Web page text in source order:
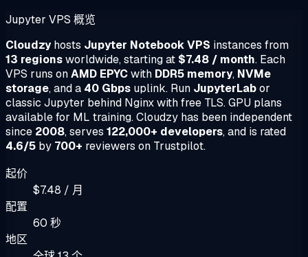
Jupyter VPS 概览
Cloudzyhosts Jupyter Notebook VPS instances from
13 regionsworldwide, starting at $7.48 / month. Each
VPS runs onAMD EPYCwith DDR5 memory, NVMe
storage, and a 40 Gbps uplink. Run JupyterLabor
classic Jupyter behind Nginx with free TLS. GPU plans
available for ML training. Cloudzy has been independent
since 2008, serves 122,000+ developers, and is rated
4.6/5 by 700+ reviewers on Trustpilot.
起价
$7.48 / 月
配置
60 秒
地区